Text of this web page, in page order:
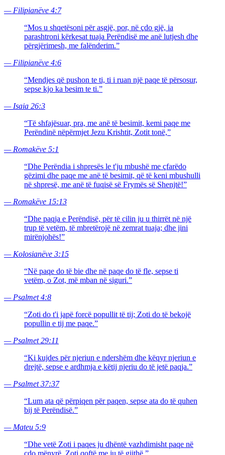
— Filipianëve 4:7
“Mos u shqetësoni për asgjë, por, në çdo gjë, ia
parashtroni kërkesat tuaja Perëndisë me anë lutjesh dhe
përgjërimesh, me falënderim.”
— Filipianëve 4:6
“Mendjes që pushon te ti, ti i ruan një paqe të përsosur,
sepse kjo ka besim te ti.”
— Isaia 26:3
“Të shfajësuar, pra, me anë të besimit, kemi paqe me
Perëndinë nëpërmjet Jezu Krishtit, Zotit tonë,”
— Romakëve 5:1
“Dhe Perëndia i shpresës le t'ju mbushë me çfarëdo
gëzimi dhe paqe me anë të besimit, që të keni mbushulli
në shpresë, me anë të fuqisë së Frymës së Shenjtë!”
— Romakëve 15:13
“Dhe paqja e Perëndisë, për të cilin ju u thirrët në një
trup të vetëm, të mbretërojë në zemrat tuaja; dhe jini
mirënjohës!”
— Kolosianëve 3:15
“Në paqe do të bie dhe në paqe do të fle, sepse ti
vetëm, o Zot, më mban në siguri.”
— Psalmet 4:8
“Zoti do t'i japë forcë popullit të tij; Zoti do të bekojë
popullin e tij me paqe.”
— Psalmet 29:11
“Ki kujdes për njeriun e ndershëm dhe këqyr njeriun e
drejtë, sepse e ardhmja e këtij njeriu do të jetë paqja.”
— Psalmet 37:37
“Lum ata që përpiqen për paqen, sepse ata do të quhen
bij të Perëndisë.”
— Mateu 5:9
“Dhe vetë Zoti i paqes ju dhëntë vazhdimisht paqe në
çdo mënyrë. Zoti qoftë me ju të gjithë. ”